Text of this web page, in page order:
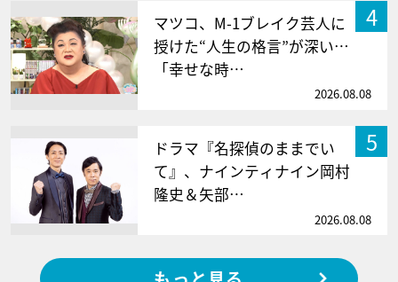
4
マツコ、M-1ブレイク芸人に
授けた“人生の格言”が深い…
「幸せな時…
2026.08.08
5
ドラマ『名探偵のままでい
て』、ナインティナイン岡村
隆史＆矢部…
2026.08.08